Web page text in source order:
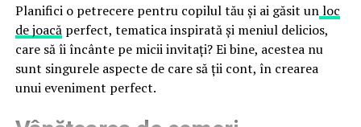
false de streaming, coduri QR malițioase și mesaje care
promit bilete, rambursări, premii sau acces gratuit la
meciuri. FBI a emis în luna mai un avertisment privind
site-urile care clonează platforma oficială prin
modificări minore ale denumirii domeniului, precum
Planifici o petrecere pentru copilul tău și ai găsit unloc
de joacăperfect, tematica inspirată și meniul delicios,
care să îi încânte pe micii invitați? Ei bine, acestea nu
sunt singurele aspecte de care să ții cont, în crearea
unui eveniment perfect.